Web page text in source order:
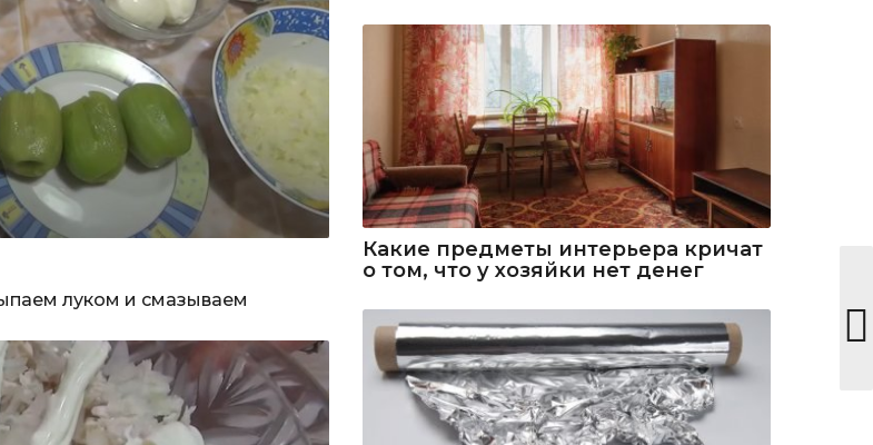
луком и смазываем
Какие предметы интерьера кричат
о том, что у хозяйки нет денег